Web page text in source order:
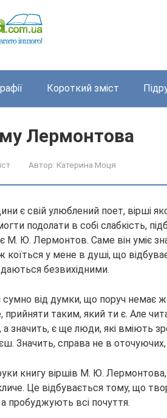
Короткий зміст
Лермонтова
Автор: Катерина Моця
є свій улюблений поет, вірші
подолати в собі слабкість,
М. Ю. Лермонтов. Саме він уміє
коїться у мене в душі, що
безвихідними.
від думки, що поруч немає
прийняти таким, який ти є. Але
значить, є ще люди, які вміють
Значить, справа не в
книгу віршів М. Ю.
Це відбувається тому, що
пробуджують всі почуття.